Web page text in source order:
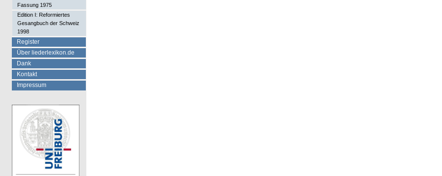
Fassung 1975
Edition I: Reformiertes
Gesangbuch der Schweiz
1998
Register
Über liederlexikon.de
Dank
Kontakt
Impressum